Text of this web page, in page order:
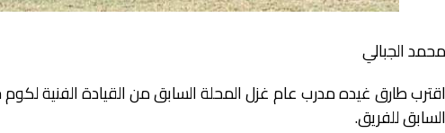
محمد الجبالي
اقترب طارق غيده مدرب عام غزل المحلة السابق من القيادة الفنية
السابق للفريق.